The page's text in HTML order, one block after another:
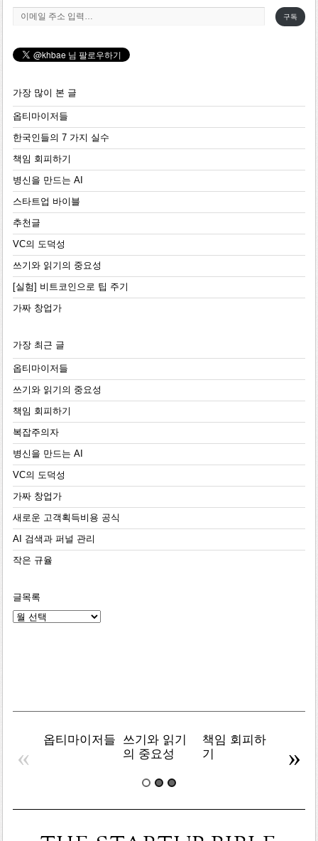
이메일 주소 입력…
구독
가장 많이 본 글
옵티마이저들
한국인들의 7 가지 실수
책임 회피하기
병신을 만드는 AI
스타트업 바이블
추천글
VC의 도덕성
쓰기와 읽기의 중요성
[실험] 비트코인으로 팁 주기
가짜 창업가
가장 최근 글
옵티마이저들
쓰기와 읽기의 중요성
책임 회피하기
복잡주의자
병신을 만드는 AI
VC의 도덕성
가짜 창업가
새로운 고객획득비용 공식
AI 검색과 퍼널 관리
작은 규율
글목록
글
옵티마이저들
쓰기와 읽기
의 중요성
책임 회피하
기
« »